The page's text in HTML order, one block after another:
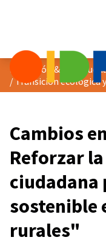
/Transición ecológica
Cambios
Reforzar
ciudadana
sostenible
rurales"